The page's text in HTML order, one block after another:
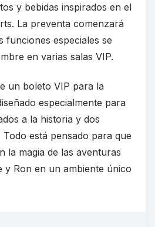
y bebidas inspirados en el
La preventa comenzará
funciones especiales se
en varias salas VIP.
un boleto VIP para la
especialmente para
a la historia y dos
está pensado para que
la magia de las aventuras
y Ron en un ambiente único